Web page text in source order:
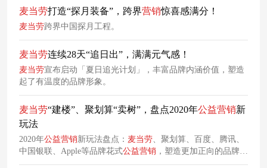
麦当劳打造“探月装备”，跨界营销惊喜感满分！
麦当劳跨界中国探月工程。
麦当劳连续28天“追日出”，满满元气感！
麦当劳宣布启动「夏日追光计划」，丰富品牌内涵价值，塑造
起了有温度的品牌形象。
麦当劳“建楼”、聚划算“卖树”，盘点2020年公益营销新
玩法
2020年公益营销新玩法盘点： 麦当劳 、聚划算、百度、腾讯、
中国银联、Apple等品牌花式公益营销 ，塑造更加正向的品牌形
象。